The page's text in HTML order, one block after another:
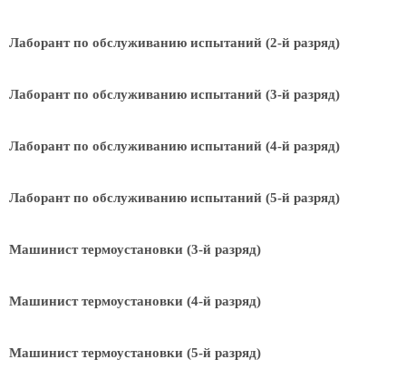
Лаборант по обслуживанию испытаний (2-й разряд)
Лаборант по обслуживанию испытаний (3-й разряд)
Лаборант по обслуживанию испытаний (4-й разряд)
Лаборант по обслуживанию испытаний (5-й разряд)
Машинист термоустановки (3-й разряд)
Машинист термоустановки (4-й разряд)
Машинист термоустановки (5-й разряд)